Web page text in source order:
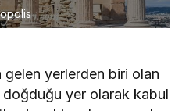
yerlerden biri olan
yer olarak kabul